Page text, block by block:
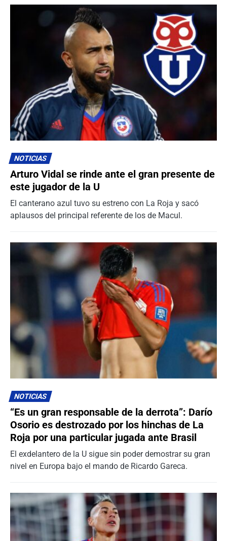
NOTICIAS
Arturo Vidal se rinde ante el gran presente de
este jugador de la U
El canterano azul tuvo su estreno con La Roja y sacó
aplausos del principal referente de los de Macul.
NOTICIAS
“Es un gran responsable de la derrota”: Darío
Osorio es destrozado por los hinchas de La
Roja por una particular jugada ante Brasil
El exdelantero de la U sigue sin poder demostrar su gran
nivel en Europa bajo el mando de Ricardo Gareca.